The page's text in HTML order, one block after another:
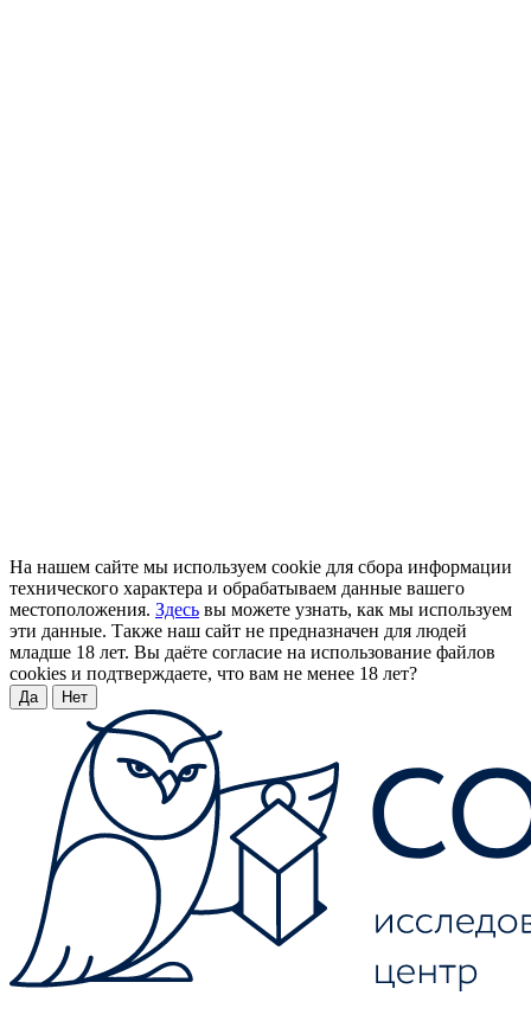
На нашем сайте мы используем cookie для сбора информации
технического характера и обрабатываем данные вашего
местоположения. Здесь вы можете узнать, как мы используем
эти данные. Также наш сайт не предназначен для людей
младше 18 лет. Вы даёте согласие на использование файлов
cookies и подтверждаете, что вам не менее 18 лет?
Да Нет